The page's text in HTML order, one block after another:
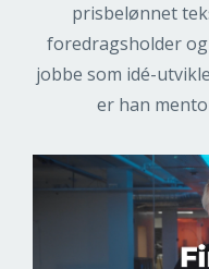
prisbelønnet
foredragsholder
jobbe som idé-
er han